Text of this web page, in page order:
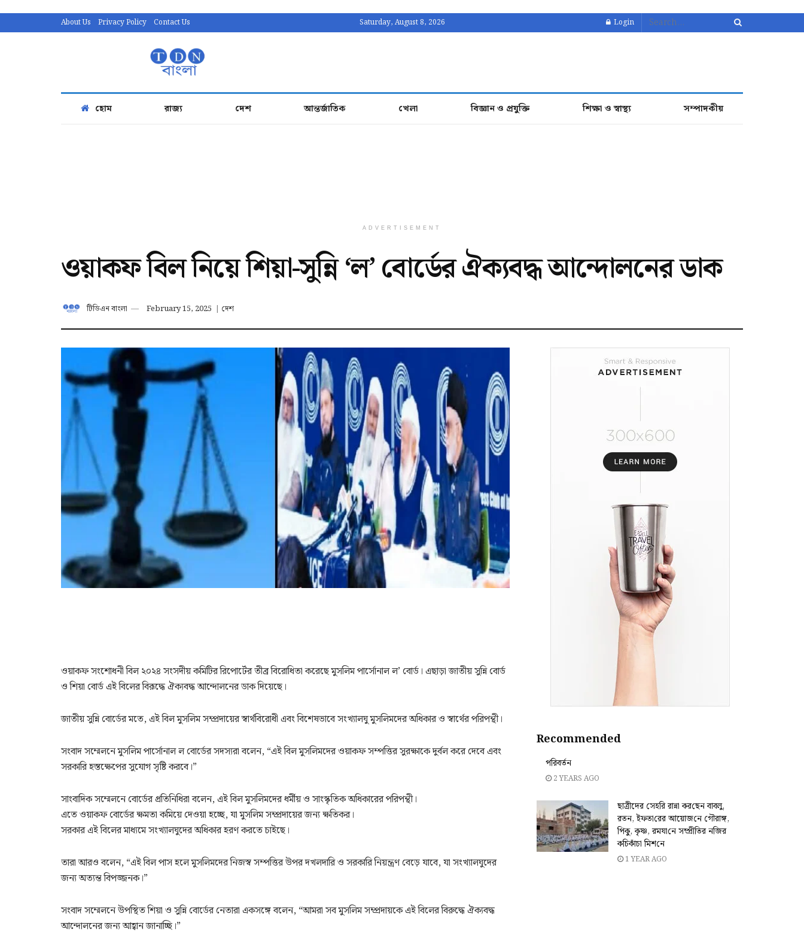
About Us Privacy Policy Contact Us Saturday, August 8, 2026 Login
হোম রাজ্য দেশ আন্তর্জাতিক খেলা বিজ্ঞান ও প্রযুক্তি শিক্ষা ও স্বাস্থ্য সম্পাদকীয়
ADVERTISEMENT
ওয়াকফ বিল নিয়ে শিয়া-সুন্নি ‘ল’ বোর্ডের ঐক্যবদ্ধ আন্দোলনের ডাক
টিডিএন বাংলা February 15, 2025 | দেশ
ওয়াকফ সংশোধনী বিল ২০২৪ সংসদীয় কমিটির রিপোর্টের তীব্র বিরোধিতা করেছে মুসলিম পার্সোনাল ল’ বোর্ড। এছাড়া জাতীয় সুন্নি বোর্ড
ও শিয়া বোর্ড এই বিলের বিরূদ্ধে ঐক্যবদ্ধ আন্দোলনের ডাক দিয়েছে।
জাতীয় সুন্নি বোর্ডের মতে, এই বিল মুসলিম সম্প্রদায়ের স্বার্থবিরোধী এবং বিশেষভাবে সংখ্যালঘু মুসলিমদের অধিকার ও স্বার্থের পরিপন্থী।
সংবাদ সম্মেলনে মুসলিম পার্সোনাল ল বোর্ডের সদস্যরা বলেন, “এই বিল মুসলিমদের ওয়াকফ সম্পত্তির সুরক্ষাকে দুর্বল করে দেবে এবং
সরকারি হস্তক্ষেপের সুযোগ সৃষ্টি করবে।”
সাংবাদিক সম্মেলনে বোর্ডের প্রতিনিধিরা বলেন, এই বিল মুসলিমদের ধর্মীয় ও সাংস্কৃতিক অধিকারের পরিপন্থী।
এতে ওয়াকফ বোর্ডের ক্ষমতা কমিয়ে দেওয়া হচ্ছে, যা মুসলিম সম্প্রদায়ের জন্য ক্ষতিকর।
সরকার এই বিলের মাধ্যমে সংখ্যালঘুদের অধিকার হরণ করতে চাইছে।
তারা আরও বলেন, “এই বিল পাস হলে মুসলিমদের নিজস্ব সম্পত্তির উপর দখলদারি ও সরকারি নিয়ন্ত্রণ বেড়ে যাবে, যা সংখ্যালঘুদের
জন্য অত্যন্ত বিপজ্জনক।”
সংবাদ সম্মেলনে উপস্থিত শিয়া ও সুন্নি বোর্ডের নেতারা একসঙ্গে বলেন, “আমরা সব মুসলিম সম্প্রদায়কে এই বিলের বিরুদ্ধে ঐক্যবদ্ধ
আন্দোলনের জন্য আহ্বান জানাচ্ছি।”
Recommended
পরিবর্তন
2 YEARS AGO
ছাত্রীদের সেহ‌রি রান্না কর‌ছেন বাবলু,
রতন, ইফতা‌রের আয়োজ‌নে গৌরাঙ্গ,
পিকু, কৃষ্ণ, রমযা‌নে সম্প্রী‌তির ন‌জির
ক‌চিকাঁচা মিশ‌নে
1 YEAR AGO